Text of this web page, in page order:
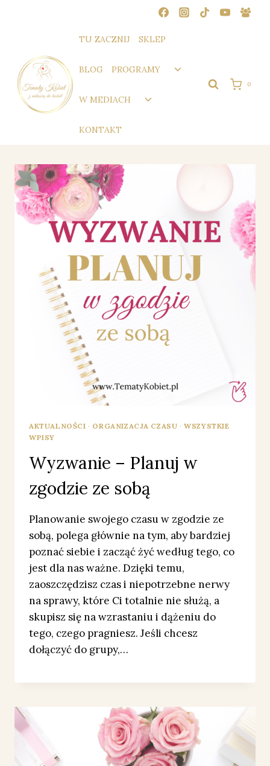
TU ZACZNIJ SKLEP
BLOG PROGRAMY
Przełącz
podrzędne
W MEDIACH
Przełącz
KONTAKT
0
AKTUALNOŚCI · ORGANIZACJA CZASU ·WSZYSTKIE
WPISY
Wyzwanie – Planuj w
zgodzie ze sobą
Planowanie swojego czasu w zgodzie ze
sobą, polega głównie na tym, aby bardziej
poznać siebie i zacząć żyć według tego, co
jest dla nas ważne. Dzięki temu,
zaoszczędzisz czas i niepotrzebne nerwy
na sprawy, które Ci totalnie nie służą, a
skupisz się na wzrastaniu i dążeniu do
tego, czego pragniesz. Jeśli chcesz
dołączyć do grupy,…